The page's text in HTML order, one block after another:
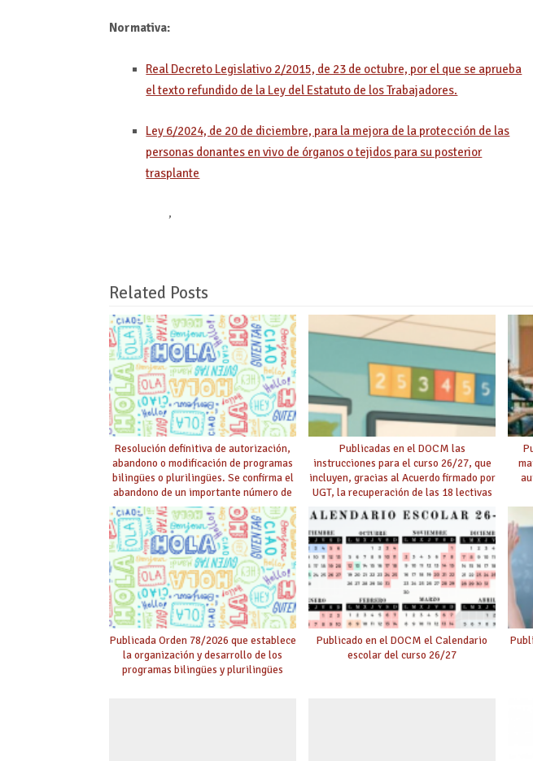
Normativa:
Real Decreto Legislativo 2/2015, de 23 de octubre, por el que se aprueba
el texto refundido de la Ley del Estatuto de los Trabajadores.
Ley 6/2024, de 20 de diciembre, para la mejora de la protección de las
personas donantes en vivo de órganos o tejidos para su posterior
trasplante
,
Related Posts
Resolución definitiva de autorización,
abandono o modificación de programas
bilingües o plurilingües. Se confirma el
abandono de un importante número de
proyectos en colegios.
Publicadas en el DOCM las
instrucciones para el curso 26/27, que
incluyen, gracias al Acuerdo firmado por
UGT, la recuperación de las 18 lectivas
en EEMM y la reducción de lectivas
para mayores de 55
Publicada Orden 78/2026 que establece
la organización y desarrollo de los
programas bilingües y plurilingües
Publicado en el DOCM el Calendario
escolar del curso 26/27